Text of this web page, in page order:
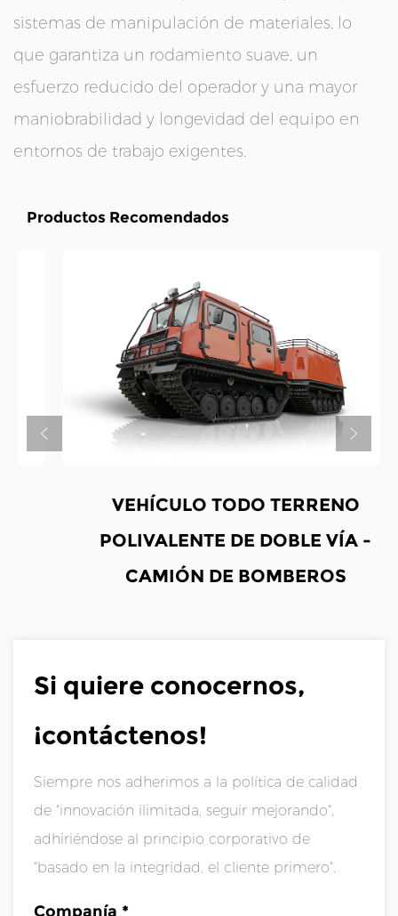
sistemas de manipulación de materiales, lo
que garantiza un rodamiento suave, un
esfuerzo reducido del operador y una mayor
maniobrabilidad y longevidad del equipo en
entornos de trabajo exigentes.
Productos Recomendados
VEHÍCULO TODO TERRENO
POLIVALENTE DE DOBLE VÍA -
CAMIÓN DE BOMBEROS
Si quiere conocernos,
¡contáctenos!
Siempre nos adherimos a la política de calidad
de "innovación ilimitada, seguir mejorando",
adhiriéndose al principio corporativo de
"basado en la integridad, el cliente primero".
Companía *